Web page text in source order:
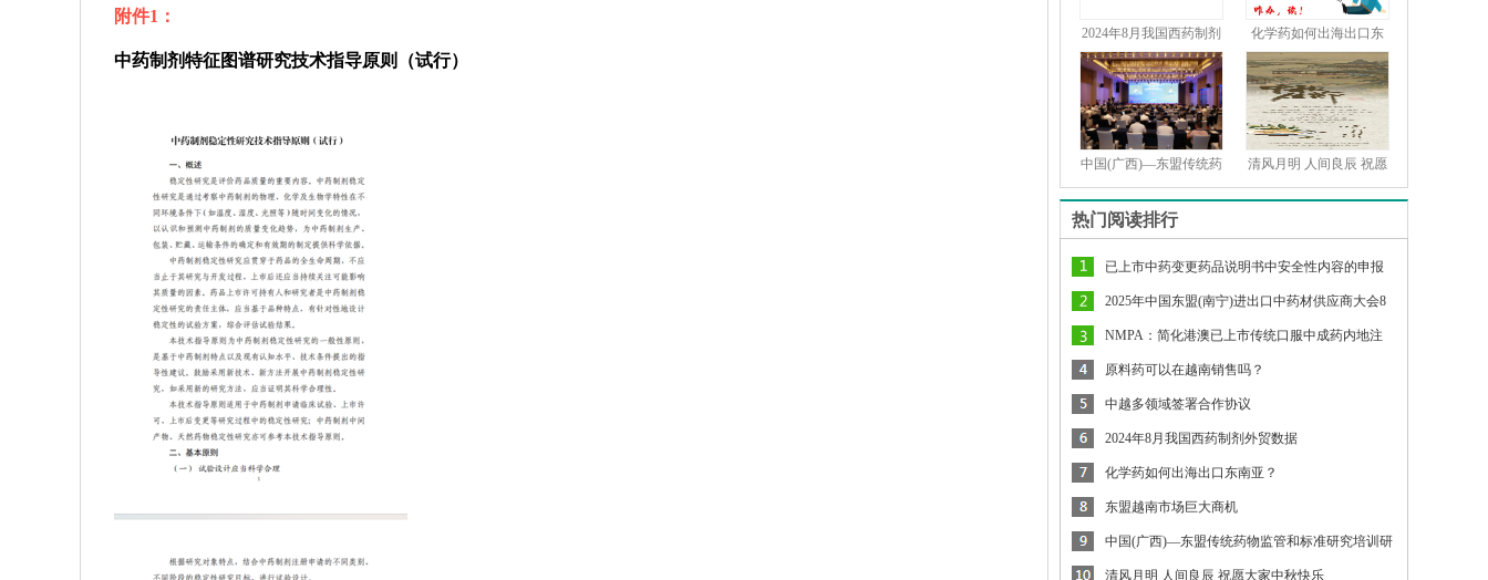
附件1：
中药制剂特征图谱研究技术指导原则（试行）
2024年8月我国西药制剂
化学药如何出海出口东
南
中国(广西)—东盟传统药 清风月明 人间良辰 祝愿
热门阅读排行
已上市中药变更药品说明书中安全性内容的申报
资料撰写要求
2025年中国东盟(南宁)进出口中药材供应商大会8
月将在南宁举行
NMPA：简化港澳已上市传统口服中成药内地注
册审批（征求意见）
原料药可以在越南销售吗？
中越多领域签署合作协议
2024年8月我国西药制剂外贸数据
化学药如何出海出口东南亚？
东盟越南市场巨大商机
中国(广西)—东盟传统药物监管和标准研究培训研
讨会举行清风月明 人间良辰 祝愿大家中秋快乐